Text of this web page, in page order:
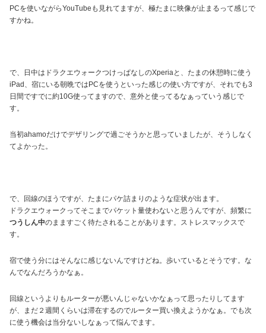
PCを使いながらYouTubeも見れてますが、極たまに映像が止まるって感じで
すかね。
で、日中はドラクエウォークつけっぱなしのXperiaと、たまの休憩時に使う
iPad、宿にいる朝晩ではPCを使うといった感じの使い方ですが、それでも3
日間ですでに約10G使ってますので、意外と使ってるなぁっていう感じで
す。
当初ahamoだけでデザリングで過ごそうかと思っていましたが、そうしなく
てよかった。
で、回線のほうですが、たまにパケ詰まりのような症状が出ます。
ドラクエウォークってそこまでパケット量使わないと思うんですが、頻繁に
つうしん中のまますごく待たされることがあります。ストレスマックスで
す。
宿で使う分にはそんなに感じないんですけどね。歩いているとそうです。な
んでなんだろうかなぁ。
回線というよりもルーターが悪いんじゃないかなぁって思ったりしてます
が、まだ２週間くらいは滞在するのでルーター買い換えようかなぁ。でも次
に使う機会は当分ないしなぁって悩んでます。